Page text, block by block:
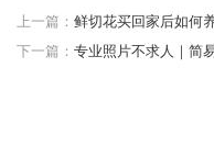
上一篇： 鲜切花买回家后如何
下一篇： 专业照片不求人｜简